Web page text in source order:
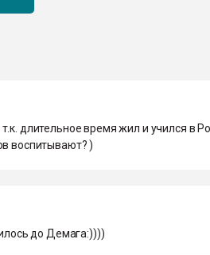
длительное время жил и учился в
воспитывают? )
до Демага:))))